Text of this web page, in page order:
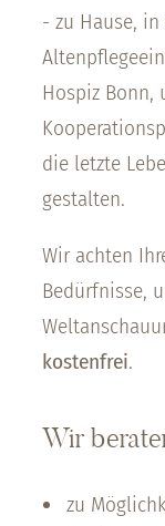
- zu Hause,
Hospiz Bonn,
die letzte
gestalten.
Wir achten
Bedürfnisse,
kostenfrei.
Wir
zu